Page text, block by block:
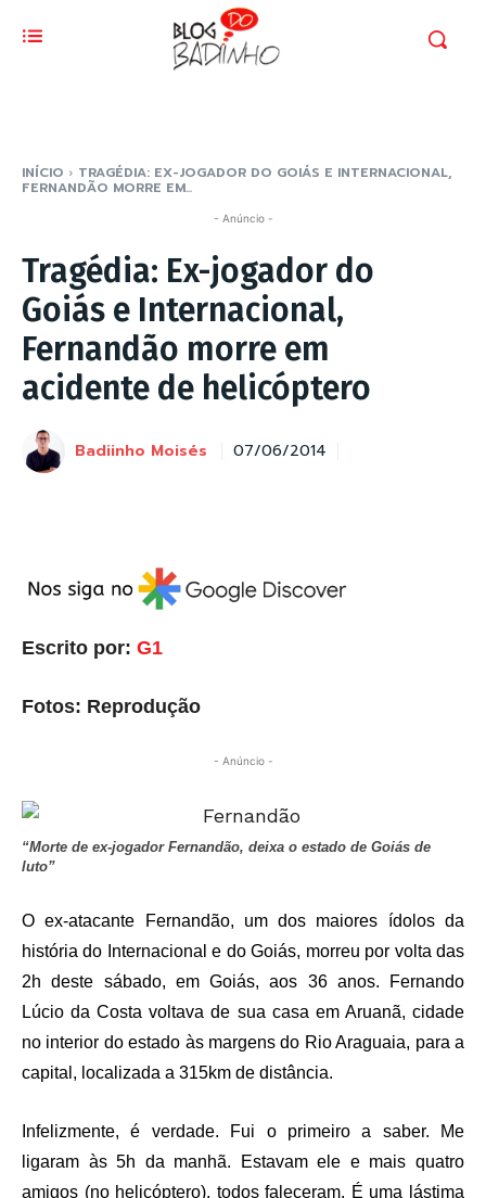
INÍCIO TRAGÉDIA: EX-JOGADOR DO GOIÁS E INTERNACIONAL,
FERNANDÃO MORRE EM...
- Anúncio -
Tragédia: Ex-jogador do
Goiás e Internacional,
Fernandão morre em
acidente de helicóptero
Badiinho Moisés 07/06/2014
Escrito por: G1
Fotos: Reprodução
- Anúncio -
“Morte de ex-jogador Fernandão, deixa o estado de Goiás de
luto”
O ex-atacante Fernandão, um dos maiores ídolos da
história do Internacional e do Goiás, morreu por volta das
2h deste sábado, em Goiás, aos 36 anos. Fernando
Lúcio da Costa voltava de sua casa em Aruanã, cidade
no interior do estado às margens do Rio Araguaia, para a
capital, localizada a 315km de distância.
Infelizmente, é verdade. Fui o primeiro a saber. Me
ligaram às 5h da manhã. Estavam ele e mais quatro
amigos (no helicóptero), todos faleceram. É uma lástima